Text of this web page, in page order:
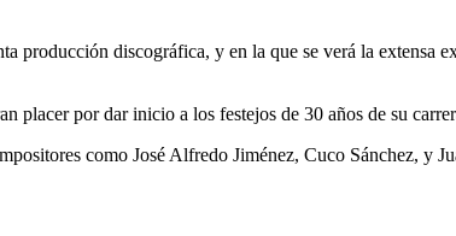
producción discográfica, y en la que se verá la extensa
placer por dar inicio a los festejos de 30 años de su
como José Alfredo Jiménez, Cuco Sánchez, y